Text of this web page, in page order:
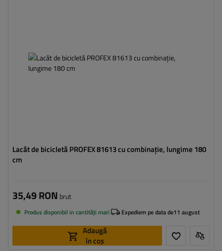
Lacăt de bicicletă PROFEX 81613 cu combinație, lungime 180
cm
35,49 RON brut
Produs disponibil in cantități mari Expediem pe data de11 august
Adaugă
în coș